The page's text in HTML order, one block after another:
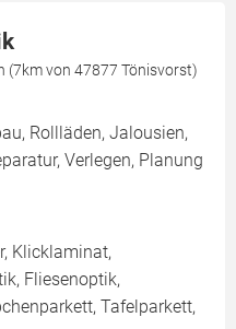
(7km von 47877 Tönisvorst)
Rollläden, Jalousien,
Verlegen, Planung
Klicklaminat,
Fliesenoptik,
Tafelparkett,